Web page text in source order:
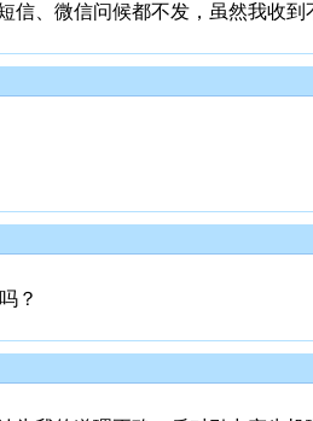
、微信问候都不发，虽然我收到
？